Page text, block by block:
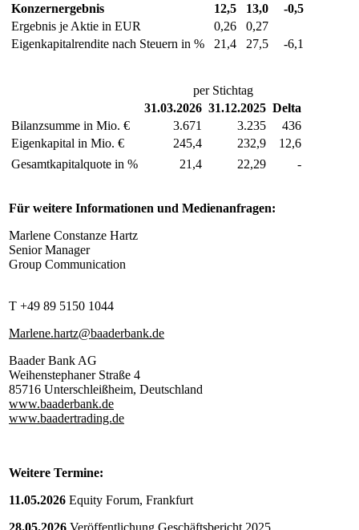
Konzernergebnis
12,5 13,0
-0,5
Ergebnis je Aktie in EUR
0,26
0,27
Eigenkapitalrendite nach Steuern in %
21,4 27,5 -6,1
per Stichtag
31.03.2026 31.12.2025 Delta
Bilanzsumme in Mio. €
3.671 3.235
436
Eigenkapital in Mio. €
245,4 232,9
12,6
Gesamtkapitalquote in %
21,4 22,29 -
Für weitere Informationen und Medienanfragen:
Marlene Constanze Hartz
Senior Manager
Group Communication
T +49 89 5150 1044
Marlene.hartz@baaderbank.de
Baader Bank AG
Weihenstephaner Straße 4
85716 Unterschleißheim, Deutschland
www.baaderbank.de
www.baadertrading.de
Weitere Termine:
11.05.2026 Equity Forum, Frankfurt
28.05.2026 Veröffentlichung Geschäftsbericht 2025